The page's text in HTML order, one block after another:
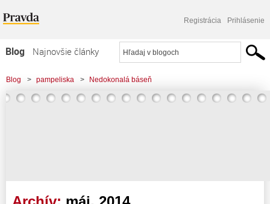
Registrácia Prihlásenie
Blog
Najnovšie články
Najčítanejšie články
Najkomentovanejšie články
Blog > pampeliska > Nedokonalá báseň